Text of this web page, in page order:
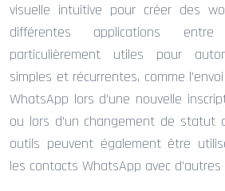
visuelle intuitive pour créer des
différentes applications
particulièrement utiles pour
simples et récurrentes, comme
WhatsApp lors d’une nouvelle
ou lors d’un changement de statut
outils peuvent également être
les contacts WhatsApp avec